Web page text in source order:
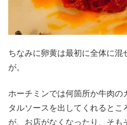
ちなみに卵黄は最初に全体に混
が。
ホーチミンでは何箇所か牛肉の
タルソースを出してくれるとこ
が、お店がなくなったり、そも